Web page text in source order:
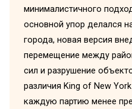
минималистичного
основной упор делался
города, новая версия
перемещение между
сил и разрушение
различия King of New
каждую партию менее